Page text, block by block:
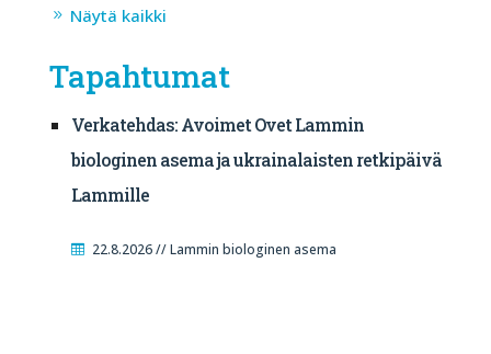
Näytä kaikki
Tapahtumat
Verkatehdas: Avoimet Ovet Lammin
biologinen asema ja ukrainalaisten retkipäivä
Lammille
22.8.2026 // Lammin biologinen asema